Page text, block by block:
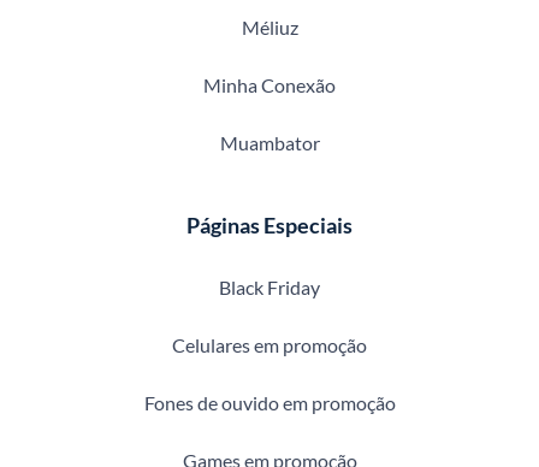
Méliuz
Minha Conexão
Muambator
Páginas Especiais
Black Friday
Celulares em promoção
Fones de ouvido em promoção
Games em promoção